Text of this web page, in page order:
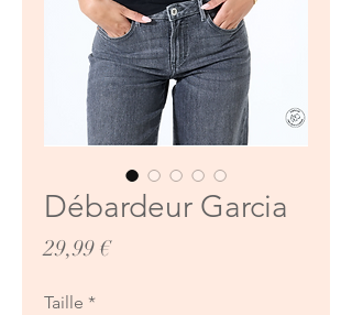
Débardeur Garcia
29,99 €Prix
Taille *